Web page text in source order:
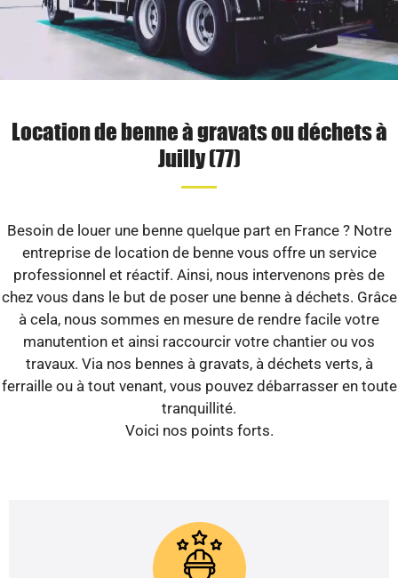
Location de benne à gravats ou déchets à
Juilly (77)
Besoin de louer une benne quelque part en France ? Notre
entreprise de location de benne vous offre un service
professionnel et réactif. Ainsi, nous intervenons près de
chez vous dans le but de poser une benne à déchets. Grâce
à cela, nous sommes en mesure de rendre facile votre
manutention et ainsi raccourcir votre chantier ou vos
travaux. Via nos bennes à gravats, à déchets verts, à
ferraille ou à tout venant, vous pouvez débarrasser en toute
tranquillité.
Voici nos points forts.